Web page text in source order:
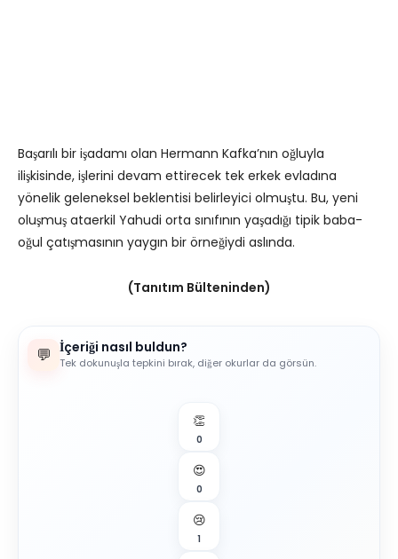
Başarılı bir işadamı olan Hermann Kafka’nın oğluyla
ilişkisinde, işlerini devam ettirecek tek erkek evladına
yönelik geleneksel beklentisi belirleyici olmuştu. Bu, yeni
oluşmuş ataerkil Yahudi orta sınıfının yaşadığı tipik baba-
oğul çatışmasının yaygın bir örneğiydi aslında.
(Tanıtım Bülteninden)
💬 İçeriği nasıl buldun?
Tek dokunuşla tepkini bırak, diğer okurlar da görsün.
👏
0
😍
0
😢
1